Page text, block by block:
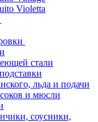
Violetta
стали
льда и подачи
и мюсли
соусники,